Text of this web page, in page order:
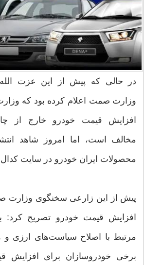
در حالی که پیش از این عزت
وزارت صمت اعلام کرده بود که
افزایش قیمت خودرو خارج از
مخالف است، اما امروز شاهد
محصولات ایران خودرو در سایت
پیش از این زارعی سخنگوی وزارت
افزایش قیمت خودرو تصریح کرد:
مرتبط با اصلاح سیاست‌های ارزی
برخی خودروسازان برای افزایش